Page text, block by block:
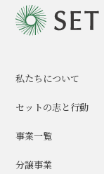
私たちについて
セットの志と行動
事業一覧
分譲事業